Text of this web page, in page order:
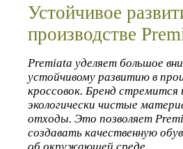
Устойчивое
производстве
Premiata уделяет большое
устойчивому развитию в
кроссовок. Бренд стремится
экологически чистые
отходы. Это позволяет
создавать качественную